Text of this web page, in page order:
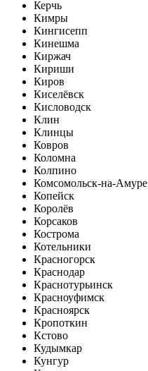
Керчь
Кимры
Кингисепп
Кинешма
Киржач
Кириши
Киров
Киселёвск
Кисловодск
Клин
Клинцы
Ковров
Коломна
Колпино
Комсомольск-на-Амуре
Копейск
Королёв
Корсаков
Кострома
Котельники
Красногорск
Краснодар
Краснотурьинск
Красноуфимск
Красноярск
Кропоткин
Кстово
Кудымкар
Кунгур